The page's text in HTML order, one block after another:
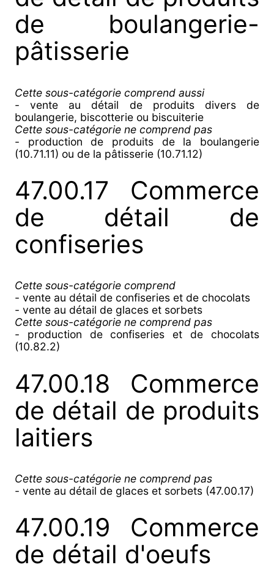
de boulangerie-
pâtisserie
Cette sous-catégorie comprend aussi
- vente au détail de produits divers de
boulangerie, biscotterie ou biscuiterie
Cette sous-catégorie ne comprend pas
- production de produits de la boulangerie
(10.71.11) ou de la pâtisserie (10.71.12)
47.00.17 Commerce
de détail de
confiseries
Cette sous-catégorie comprend
- vente au détail de confiseries et de chocolats
- vente au détail de glaces et sorbets
Cette sous-catégorie ne comprend pas
- production de confiseries et de chocolats
(10.82.2)
47.00.18 Commerce
de détail de produits
laitiers
Cette sous-catégorie ne comprend pas
- vente au détail de glaces et sorbets (47.00.17)
47.00.19 Commerce
de détail d'oeufs